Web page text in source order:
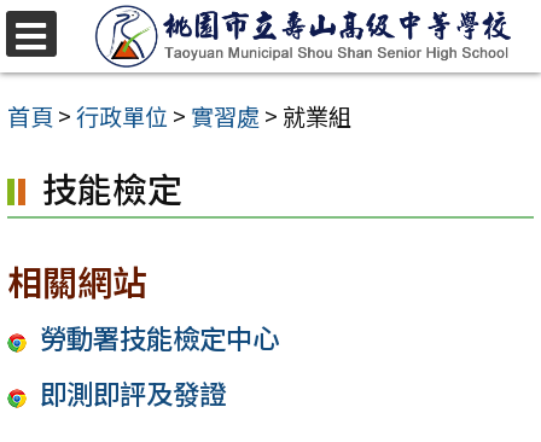
跳
至
主
內
容
區
首頁 >行政單位 > 實習處 > 就業組
技能檢定
相關網站
勞動署技能檢定中心
即測即評及發證
選
單